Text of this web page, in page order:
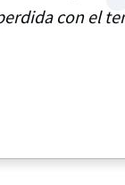
con el